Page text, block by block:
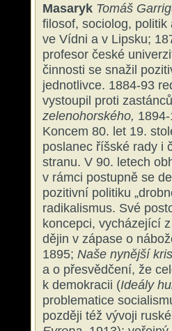
Masaryk Tomáš
filosof, sociolog,
ve Vídni a v Lipsku;
profesor české
činnosti se snažil
jednotlivce. 1884-93
vystoupil proti
zelenohorského,
Koncem 80. let 19.
poslanec říšské rady i
stranu. V 90. letech
v rámci postupně se
pozitivní politiku
radikalismus. Své
koncepci, vycházející
dějin v zápase o
1895; Naše nynější
a o přesvědčení, že
k demokracii (Ideály
problematice
později též vývoji